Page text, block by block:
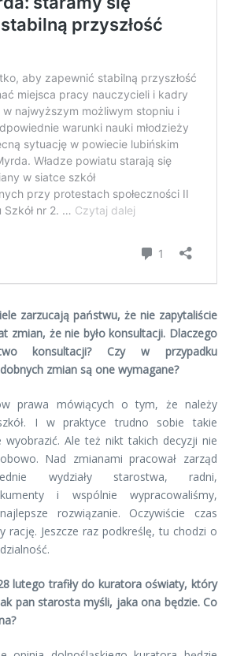
zarzucają państwu, że nie zapytaliście
zmian, że nie było konsultacji. Dlaczego
konsultacji? Czy w przypadku
zmian są one wymagane?
prawa mówiących o tym, że należy
I w praktyce trudno sobie takie
wyobrazić. Ale też nikt takich decyzji nie
Nad zmianami pracował zarząd
wydziały starostwa, radni,
i wspólnie wypracowaliśmy,
rozwiązanie. Oczywiście czas
rację. Jeszcze raz podkreślę, tu chodzi o
lutego trafiły do kuratora oświaty, który
pan starosta myśli, jaka ona będzie. Co